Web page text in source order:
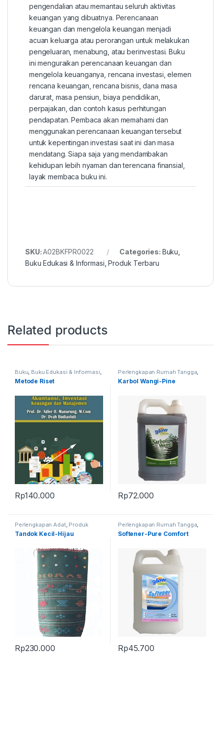
pengendalian atau memantau seluruh aktivitas
keuangan yang dibuatnya. Perencanaan
keuangan dan mengelola keuangan menjadi
acuan keluarga atau perorangan untuk melakukan
pengeluaran, menabung, atau berinvestasi. Buku
ini menguraikan perencanaan keuangan dan
mengelola keuanganya, rencana investasi, elemen
rencana keuangan, rencana bisnis, dana masa
darurat, masa pensiun, biaya pendidikan,
perpajakan, dan contoh kasus perhitungan
pendapatan. Pembaca akan memahami dan
menggunakan perencanaan keuangan tersebut
untuk kepentingan investasi saat ini dan masa
mendatang. Siapa saja yang mendambakan
kehidupan lebih nyaman dan terencana finansial,
layak membaca buku ini.
SKU:A02BKFPR0022 Categories: Buku
Buku Edukasi & Informasi ,Produk Terbaru
Related products
Buku, Buku Edukasi & Informasi,
Produk Terbaru
Metode Riset
Rp140.000
Perlengkapan Rumah Tangga,
Produk Terbaru
Karbol Wangi-Pine
Rp72.000
Perlengkapan Adat, Produk
Terbaru Tandok
Tandok Kecil-Hijau
Rp230.000
Perlengkapan Rumah Tangga
Produk Terbaru
Softener-Pure Comfort
Rp45.700